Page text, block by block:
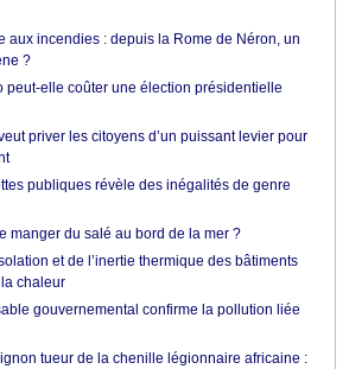
aux incendies : depuis la Rome de Néron, un
?
peut-elle coûter une élection présidentielle
priver les citoyens d’un puissant levier pour
publiques révèle des inégalités de genre
manger du salé au bord de la mer ?
et de l’inertie thermique des bâtiments
chaleur
gouvernemental confirme la pollution liée
tueur de la chenille légionnaire africaine :